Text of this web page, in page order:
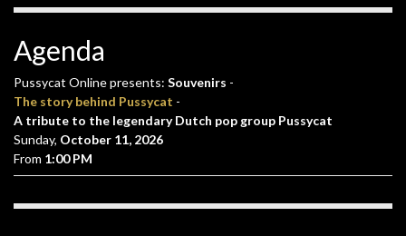
Agenda
Pussycat Online presents: Souvenirs -
The story behind Pussycat -
A tribute to the legendary Dutch pop group Pussycat
Sunday, October 11, 2026
From 1:00 PM